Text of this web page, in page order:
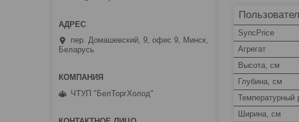
SyncPrice
Агрегат
Высота, см
Глубина, см
Температурный
Ширина, см
пер. Домашевский, 9, офис 9, Минск,
Беларусь
ЧТУП "БелТоргХолод"